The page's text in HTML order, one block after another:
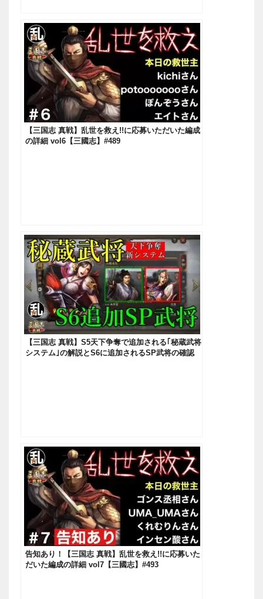
【三国志 真戦】乱世を救え!!に応募いただいた編成
の詳細 vol6【三國志】#489
【三国志 真戦】S5天下争奪で追加される｢秘蔵武将
システム｣の解説とS6に追加されるSP武将の確認
告知あり！【三国志 真戦】乱世を救え!!に応募いた
だいた編成の詳細 vol7【三國志】#493